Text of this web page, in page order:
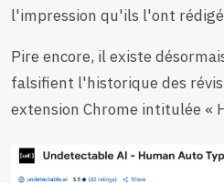
l'impression qu'ils l'ont
Pire encore, il existe
falsifient l'historique des
extension Chrome intitulée «